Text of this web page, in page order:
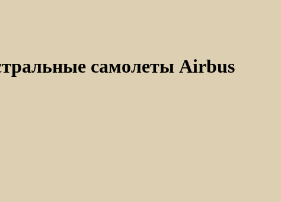
самолеты Airbus